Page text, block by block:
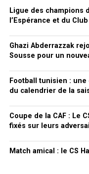
Ligue des champions
l’Espérance et du
Ghazi Abderrazzak
Sousse pour un
Football tunisien :
du calendrier de la
Coupe de la CAF : Le
fixés sur leurs
Match amical : le CS